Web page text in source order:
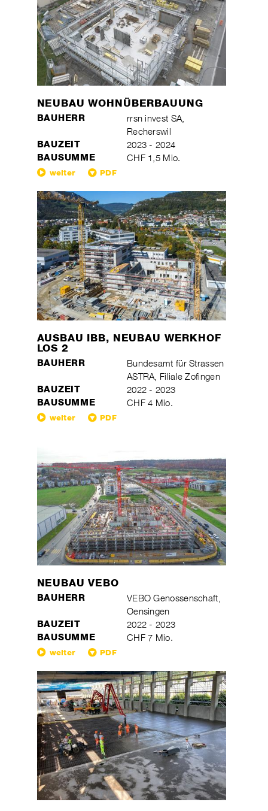
NEUBAU WOHNÜBERBAUUNG
BAUHERR
rrsn invest SA,
Recherswil
BAUZEIT 2023 - 2024
BAUSUMME CHF 1,5 Mio.
weiter PDF
AUSBAU IBB, NEUBAU WERKHOF
LOS 2
BAUHERR
Bundesamt für Strassen
ASTRA, Filiale Zofingen
BAUZEIT 2022 - 2023
BAUSUMME CHF 4 Mio.
weiter PDF
NEUBAU VEBO
BAUHERR
VEBO Genossenschaft,
Oensingen
BAUZEIT 2022 - 2023
BAUSUMME CHF 7 Mio.
weiter PDF